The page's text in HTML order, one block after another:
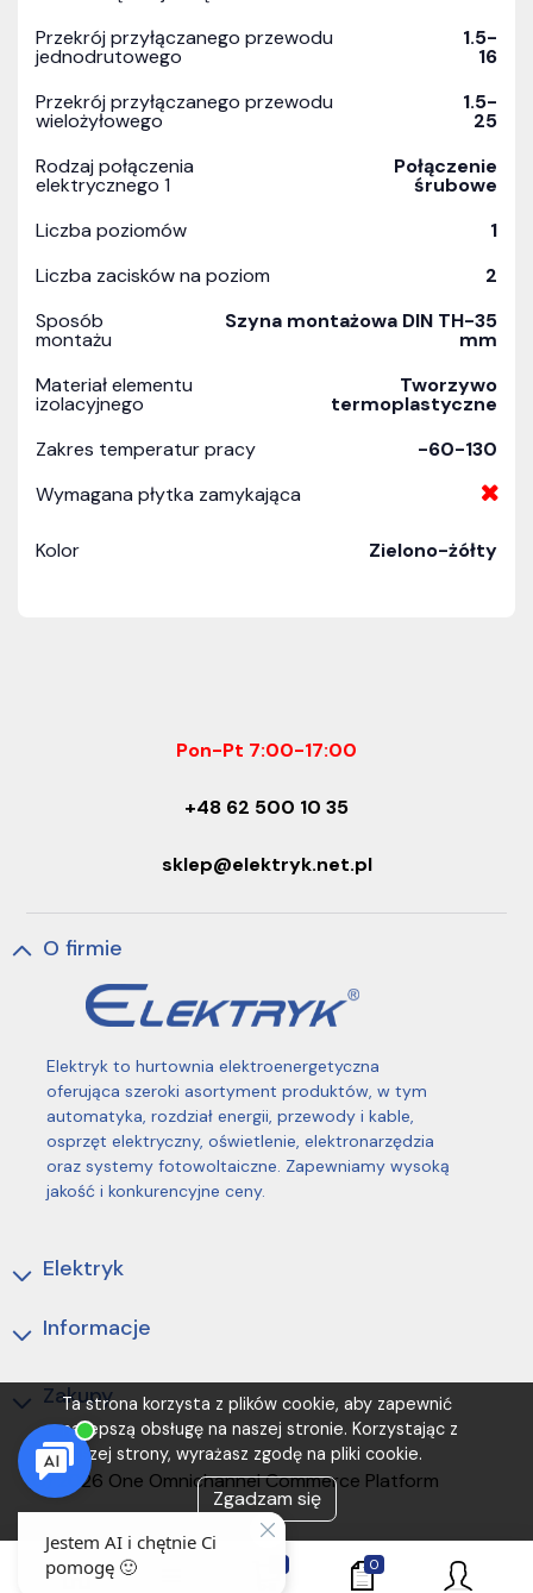
Ta strona korzysta z plików cookie, aby zapewnić
najlepszą obsługę na naszej stronie. Korzystając z
naszej strony, wyrażasz zgodę na pliki cookie.
Zgadzam się
Przekrój przyłączanego przewodu
jednodrutowego
1.5-
16
Przekrój przyłączanego przewodu
wielożyłowego
1.5-
25
Rodzaj połączenia
elektrycznego 1
Połączenie
śrubowe
Liczba poziomów
1
Liczba zacisków na poziom
2
Sposób
montażu
Szyna montażowa DIN TH-35
mm
Materiał elementu
izolacyjnego
Tworzywo
termoplastyczne
Zakres temperatur pracy
-60-130
Wymagana płytka zamykająca
Kolor Zielono-żółty
Pon-Pt 7:00-17:00
+48 62 500 10 35
sklep@elektryk.net.pl
O firmie
Elektryk to hurtownia elektroenergetyczna
oferująca szeroki asortyment produktów, w tym
automatyka, rozdział energii, przewody i kable,
osprzęt elektryczny, oświetlenie, elektronarzędzia
oraz systemy fotowoltaiczne. Zapewniamy wysoką
jakość i konkurencyjne ceny.
Elektryk
Informacje
Zakupy
(C) 2026 One Omnichannel Commerce Platform
0